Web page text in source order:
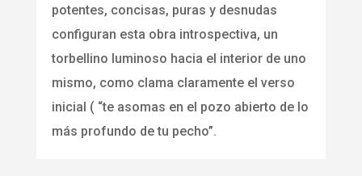
potentes, concisas, puras y desnudas
configuran esta obra introspectiva, un
torbellino luminoso hacia el interior de uno
mismo, como clama claramente el verso
inicial ( “te asomas en el pozo abierto de lo
más profundo de tu pecho”.